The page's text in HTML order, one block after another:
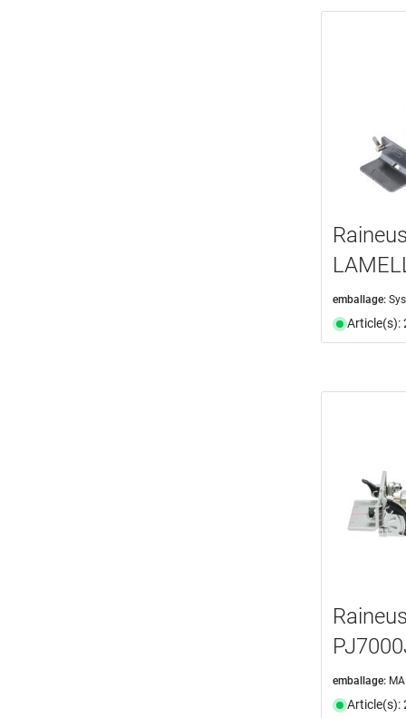
emballage:
Article(s):
emballage:
Article(s):